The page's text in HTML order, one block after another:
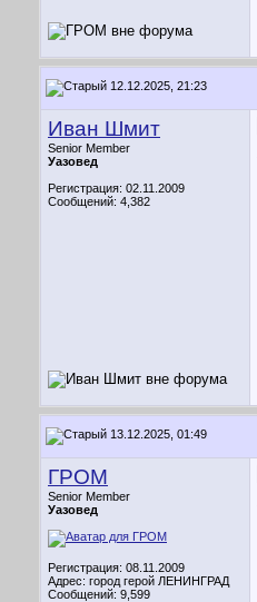
12.12.2025, 21:23
Иван Шмит
Senior Member
Уазовед
Регистрация: 02.11.2009
Сообщений: 4,382
13.12.2025, 01:49
ГРОМ
Senior Member
Уазовед
Регистрация: 08.11.2009
Адрес: город герой ЛЕНИНГРАД
Сообщений: 9,599